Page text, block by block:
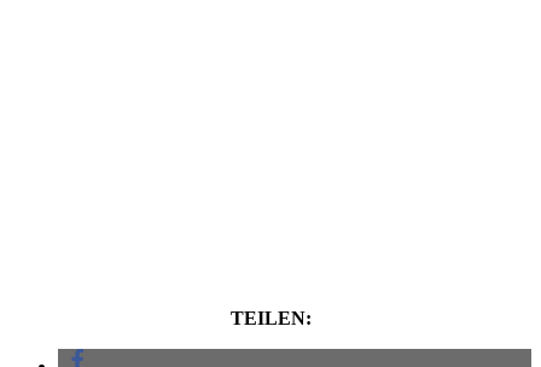
TEILEN: